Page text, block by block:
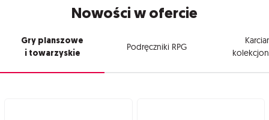
Nowości w ofercie
Gry planszowe
i towarzyskie
Podręczniki RPG